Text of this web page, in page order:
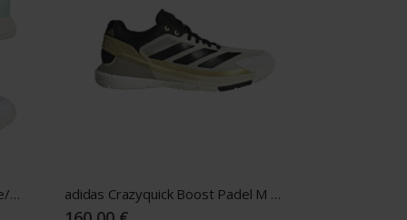
adidas Courtquick Padel W white/mint adidas Crazyquick Boost Padel M white/black/gold